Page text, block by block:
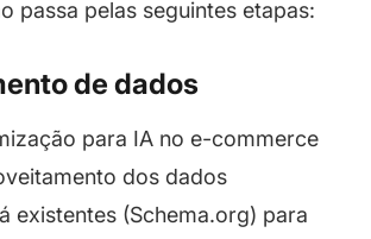
passa pelas seguintes etapas:
de dados
para IA no e-commerce
dos dados
existentes (Schema.org) para